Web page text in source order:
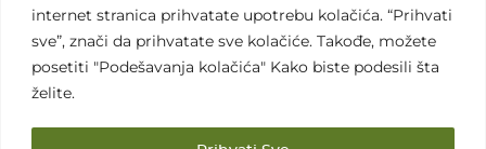
internet stranica prihvatate upotrebu kolačića. “Prihvati
sve”, znači da prihvatate sve kolačiće. Takođe, možete
posetiti "Podešavanja kolačića" Kako biste podesili šta
želite.
Kontakt